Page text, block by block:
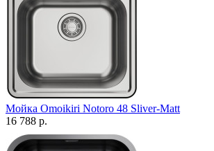
Мойка Omoikiri Notoro 48 Sliver-Matt
16 788 р.